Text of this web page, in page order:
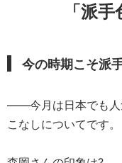
「派
今の時期こそ派
――今月は日本でも人
こなしについてです。